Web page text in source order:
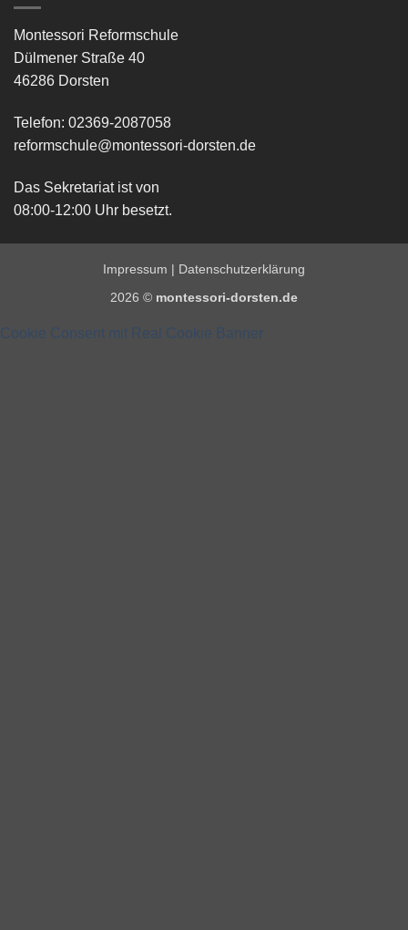
Montessori Reformschule
Dülmener Straße 40
46286 Dorsten
Telefon: 02369-2087058
reformschule@montessori-dorsten.de
Das Sekretariat ist von
08:00-12:00 Uhr besetzt.
Impressum | Datenschutzerklärung
2026 © montessori-dorsten.de
Cookie Consent mit Real Cookie Banner